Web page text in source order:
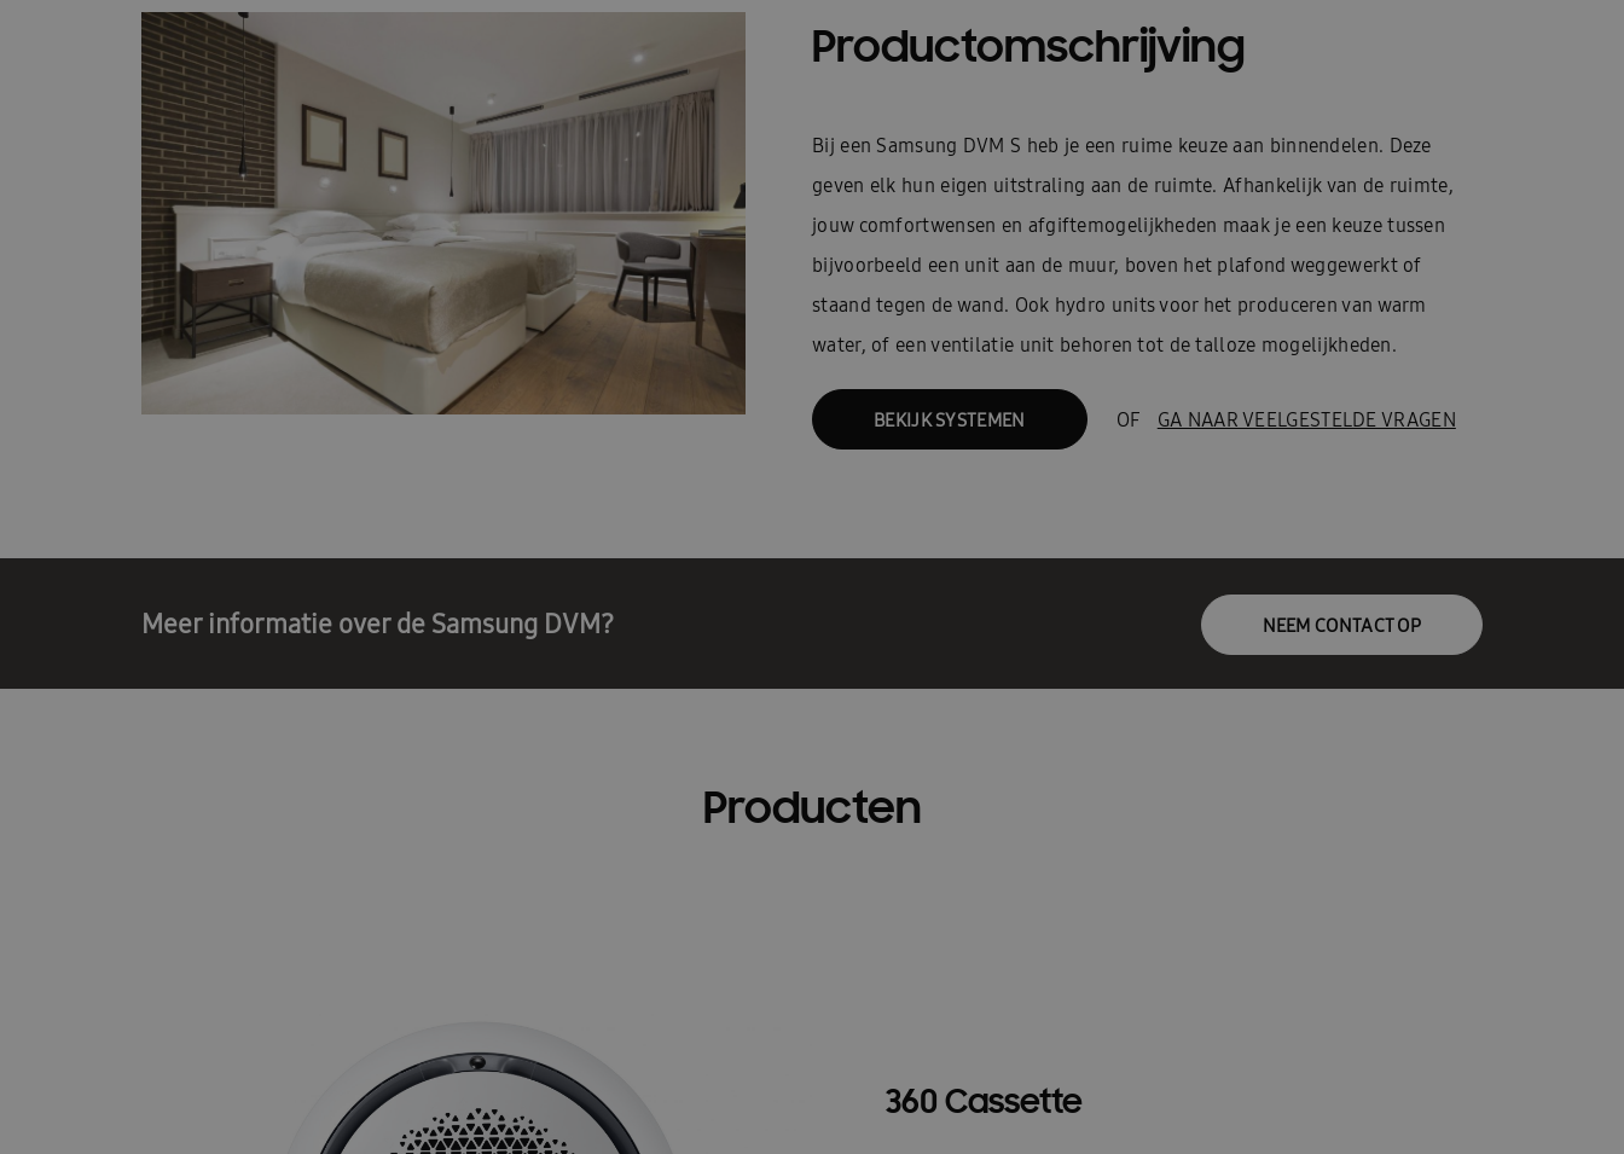
Productomschrijving
Bij een Samsung DVM S heb je een ruime keuze aan binnendelen. Deze
geven elk hun eigen uitstraling aan de ruimte. Afhankelijk van de ruimte,
jouw comfortwensen en afgiftemogelijkheden maak je een keuze tussen
bijvoorbeeld een unit aan de muur, boven het plafond weggewerkt of
staand tegen de wand. Ook hydro units voor het produceren van warm
water, of een ventilatie unit behoren tot de talloze mogelijkheden.
BEKIJK SYSTEMEN OF GA NAAR VEELGESTELDE VRAGEN
Meer informatie over de Samsung DVM? NEEM CONTACT OP
Producten
360 Cassette